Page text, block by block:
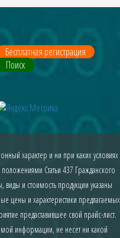
Бесплатная регистрация
Поиск
характер и ни при каких условиях
Статьи 437 Гражданского
и стоимость продукции указаны
цены и характеристики предлагаемых
предаставившее свой прайс-лист.
информации, не несет ни какой